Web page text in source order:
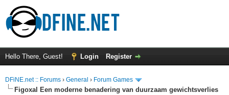
Hello There, Guest! Login Register
DFiNE.net :: Forums › General › Forum Games
Figoxal Een moderne benadering van duurzaam gewichtsverlies